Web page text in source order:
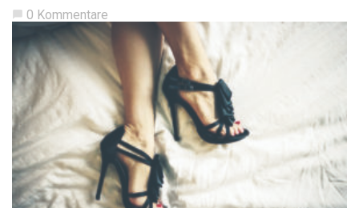
0 Kommentare